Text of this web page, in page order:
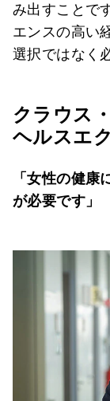
み出すことで
エンスの高い
選択ではなく
クラウス
ヘルスエ
「女性の健
が必要です」